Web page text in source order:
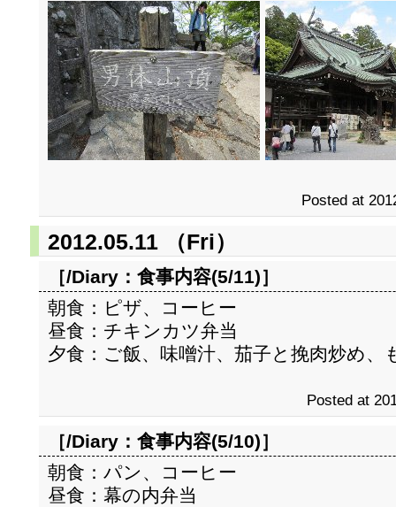
Posted at
2012.05.11 （Fri）
［/Diary： 食事内容(5/11)］
朝食：ピザ、コーヒー
昼食：チキンカツ弁当
夕食：ご飯、味噌汁、茄子と挽肉炒め、
Posted at
［/Diary： 食事内容(5/10)］
朝食：パン、コーヒー
昼食：幕の内弁当